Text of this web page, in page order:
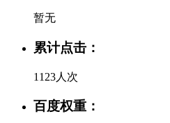
暂无
累计点击：
1123人次
百度权重：